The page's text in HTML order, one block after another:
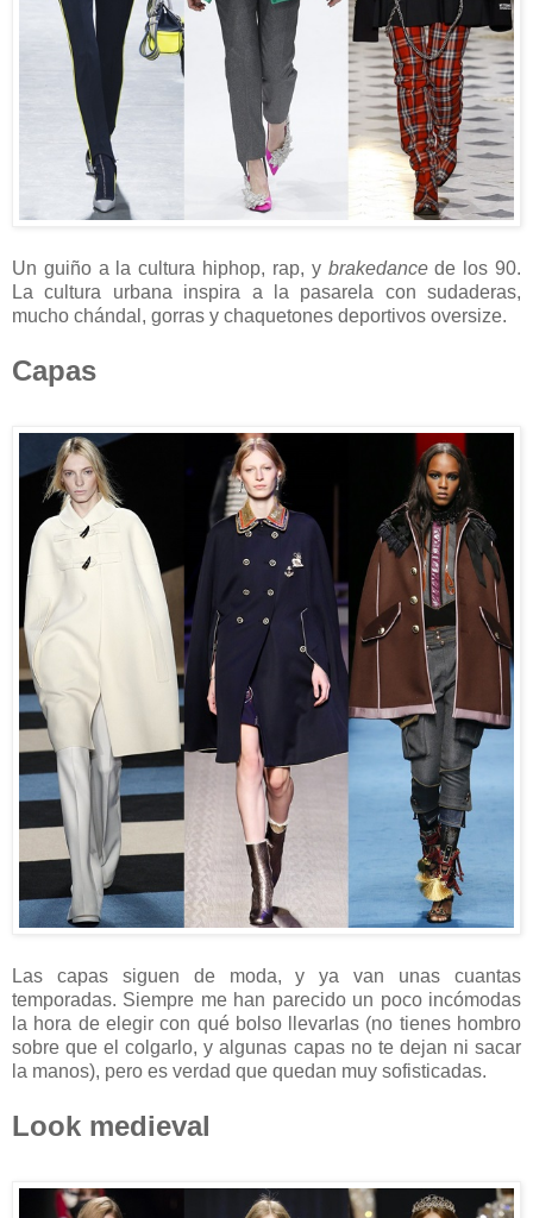
Un guiño a la cultura hiphop, rap, y brakedancede los 90.
La cultura urbana inspira a la pasarela con sudaderas,
mucho chándal, gorras y chaquetones deportivos oversize.
Capas
Las capas siguen de moda, y ya van unas cuantas
temporadas. Siempre me han parecido un poco incómodas
la hora de elegir con qué bolso llevarlas (no tienes hombro
sobre que el colgarlo, y algunas capas no te dejan ni sacar
la manos), pero es verdad que quedan muy sofisticadas.
Look medieval